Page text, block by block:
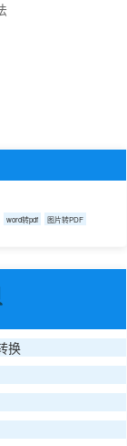
word转pdf
图片转PDF
换